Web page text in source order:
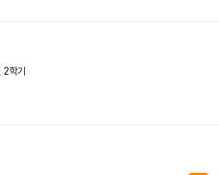
학기